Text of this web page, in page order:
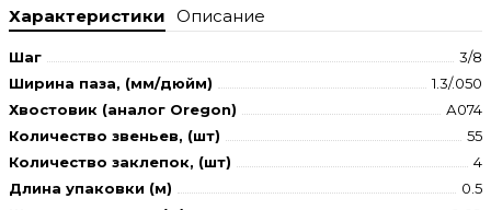
Характеристики Описание
Шаг
3/8
Ширина паза, (мм/дюйм)
1.3/.050
Хвостовик (аналог Oregon)
А074
Количество звеньев, (шт)
55
Количество заклепок, (шт)
4
Длина упаковки (м)
0.5